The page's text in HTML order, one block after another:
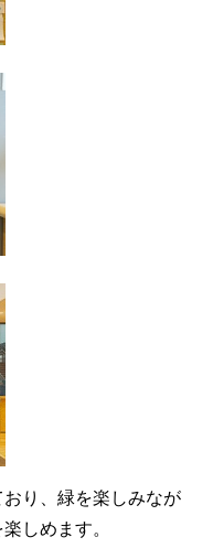
り、緑を楽しみなが
しめます。